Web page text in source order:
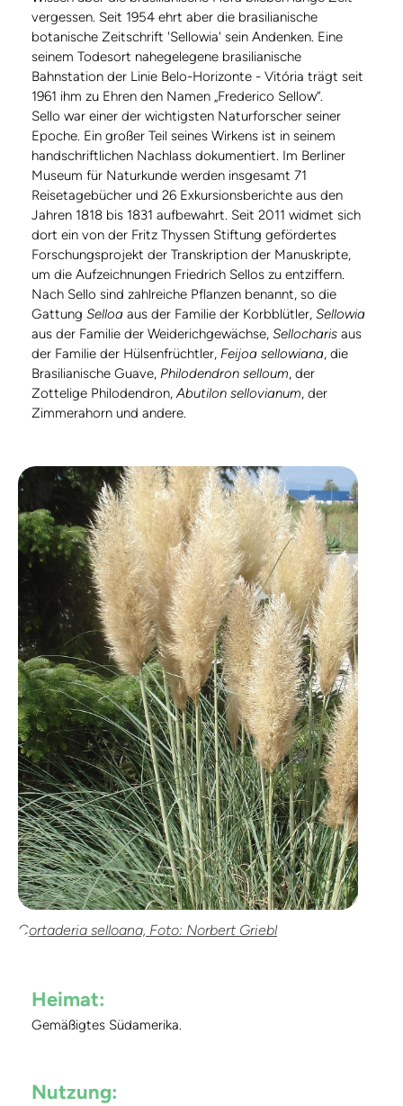
vergessen. Seit 1954 ehrt aber die brasilianische
botanische Zeitschrift 'Sellowia' sein Andenken. Eine
seinem Todesort nahegelegene brasilianische
Bahnstation der Linie Belo-Horizonte - Vitória trägt seit
1961 ihm zu Ehren den Namen „Frederico Sellow“.
Sello war einer der wichtigsten Naturforscher seiner
Epoche. Ein großer Teil seines Wirkens ist in seinem
handschriftlichen Nachlass dokumentiert. Im Berliner
Museum für Naturkunde werden insgesamt 71
Reisetagebücher und 26 Exkursionsberichte aus den
Jahren 1818 bis 1831 aufbewahrt. Seit 2011 widmet sich
dort ein von der Fritz Thyssen Stiftung gefördertes
Forschungsprojekt der Transkription der Manuskripte,
um die Aufzeichnungen Friedrich Sellos zu entziffern.
Nach Sello sind zahlreiche Pflanzen benannt, so die
Gattung Selloa aus der Familie der Korbblütler, Sellowia
aus der Familie der Weiderichgewächse, Sellocharis aus
der Familie der Hülsenfrüchtler, Feijoa sellowiana, die
Brasilianische Guave, Philodendron selloum, der
Zottelige Philodendron,Abutilon sellovianum, der
Zimmerahorn und andere.
Cortaderia selloana, Foto: Norbert Griebl
Heimat:
Gemäßigtes Südamerika.
Nutzung: